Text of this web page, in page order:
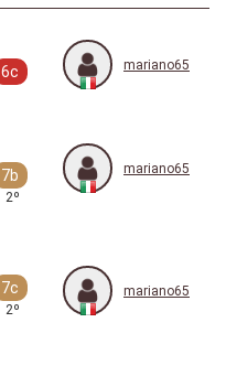
6c mariano65
7b
2º
mariano65
7c
2º
mariano65